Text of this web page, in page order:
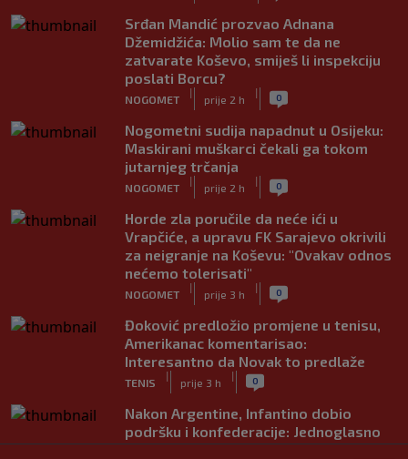
Srđan Mandić prozvao Adnana
Džemidžića: Molio sam te da ne
zatvarate Koševo, smiješ li inspekciju
poslati Borcu?
NOGOMET
|
prije 2 h
| 0
Nogometni sudija napadnut u Osijeku:
Maskirani muškarci čekali ga tokom
jutarnjeg trčanja
NOGOMET
|
prije 2 h
| 0
Horde zla poručile da neće ići u
Vrapčiće, a upravu FK Sarajevo okrivili
za neigranje na Koševu: "Ovakav odnos
nećemo tolerisati"
NOGOMET
|
prije 3 h
| 0
Đoković predložio promjene u tenisu,
Amerikanac komentarisao:
Interesantno da Novak to predlaže
TENIS
|
prije 3 h
| 0
Nakon Argentine, Infantino dobio
podršku i konfederacije: Jednoglasno
ponavljamo podršku predsjedniku